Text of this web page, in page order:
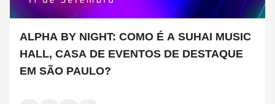
ALPHA BY NIGHT: COMO É A SUHAI MUSIC
HALL, CASA DE EVENTOS DE DESTAQUE
EM SÃO PAULO?